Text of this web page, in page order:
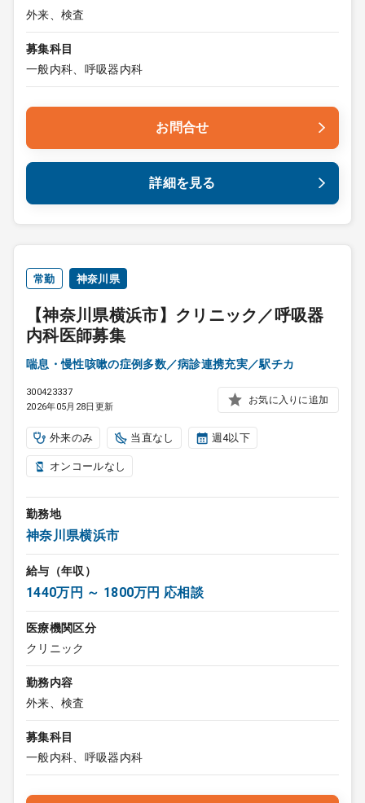
外来、検査
募集科目
一般内科、呼吸器内科
お問合せ
詳細を見る
常勤 神奈川県
【神奈川県横浜市】クリニック／呼吸器
内科医師募集
喘息・慢性咳嗽の症例多数／病診連携充実／駅チカ
300423337
2026年05月28日更新
お気に入りに追加
外来のみ 当直なし 週4以下
オンコールなし
勤務地
神奈川県横浜市
給与（年収）
1440万円 ～ 1800万円 応相談
医療機関区分
クリニック
勤務内容
外来、検査
募集科目
一般内科、呼吸器内科